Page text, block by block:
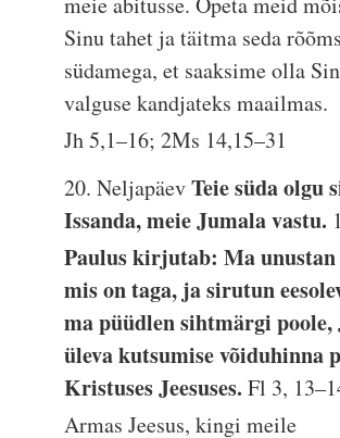
Sinu tahet ja täitma seda
südamega, et saaksime olla
valguse kandjateks maailmas.
Jh 5,1–16; 2Ms 14,15–31
20. NeljapäevTeie süda olgu
Issanda, meie Jumala vastu.
Paulus kirjutab: Ma
mis on taga, ja sirutun
ma püüdlen sihtmärgi poole,
üleva kutsumise võiduhinna
Kristuses Jeesuses.Fl 3,
Armas Jeesus, kingi meile